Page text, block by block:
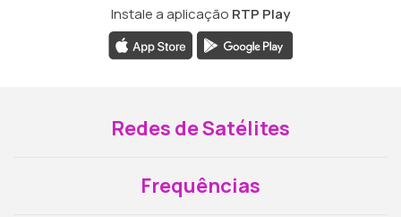
Instale a aplicação RTP Play
Redes de Satélites
Frequências